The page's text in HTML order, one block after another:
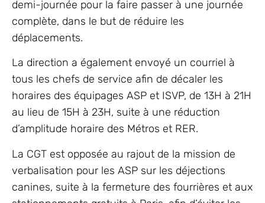
demi-journée pour la faire passer à une journée
complète, dans le but de réduire les
déplacements.
La direction a également envoyé un courriel à
tous les chefs de service afin de décaler les
horaires des équipages ASP et ISVP, de 13H à 21H
au lieu de 15H à 23H, suite à une réduction
d’amplitude horaire des Métros et RER.
La CGT est opposée au rajout de la mission de
verbalisation pour les ASP sur les déjections
canines, suite à la fermeture des fourrières et aux